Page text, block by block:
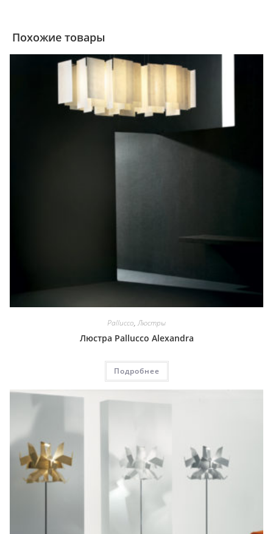
Похожие товары
Pallucco,Люстры
Люстра Pallucco Alexandra
Подробнее